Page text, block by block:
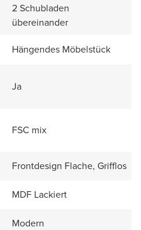
2 Schubladen
übereinander
Hängendes Möbelstück
Ja
FSC mix
Frontdesign Flache, Grifflos
MDF Lackiert
Modern